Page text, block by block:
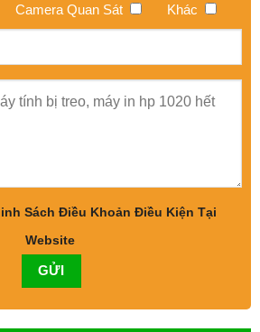
Camera Quan Sát Khác
Sách Điều Khoản Điều Kiện Tại
Website